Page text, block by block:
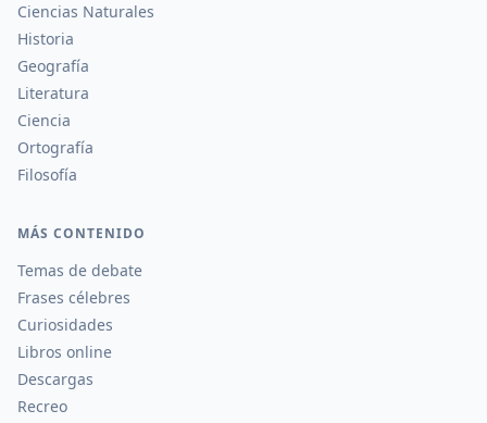
Ciencias Naturales
Historia
Geografía
Literatura
Ciencia
Ortografía
Filosofía
MÁS CONTENIDO
Temas de debate
Frases célebres
Curiosidades
Libros online
Descargas
Recreo